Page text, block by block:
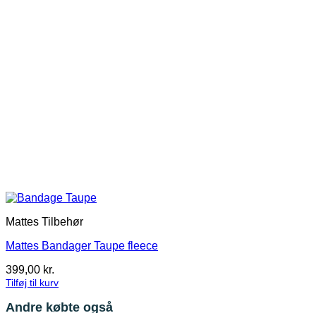
Mattes Tilbehør
Mattes Bandager Taupe fleece
399,00 kr.
Tilføj til kurv
Andre købte også